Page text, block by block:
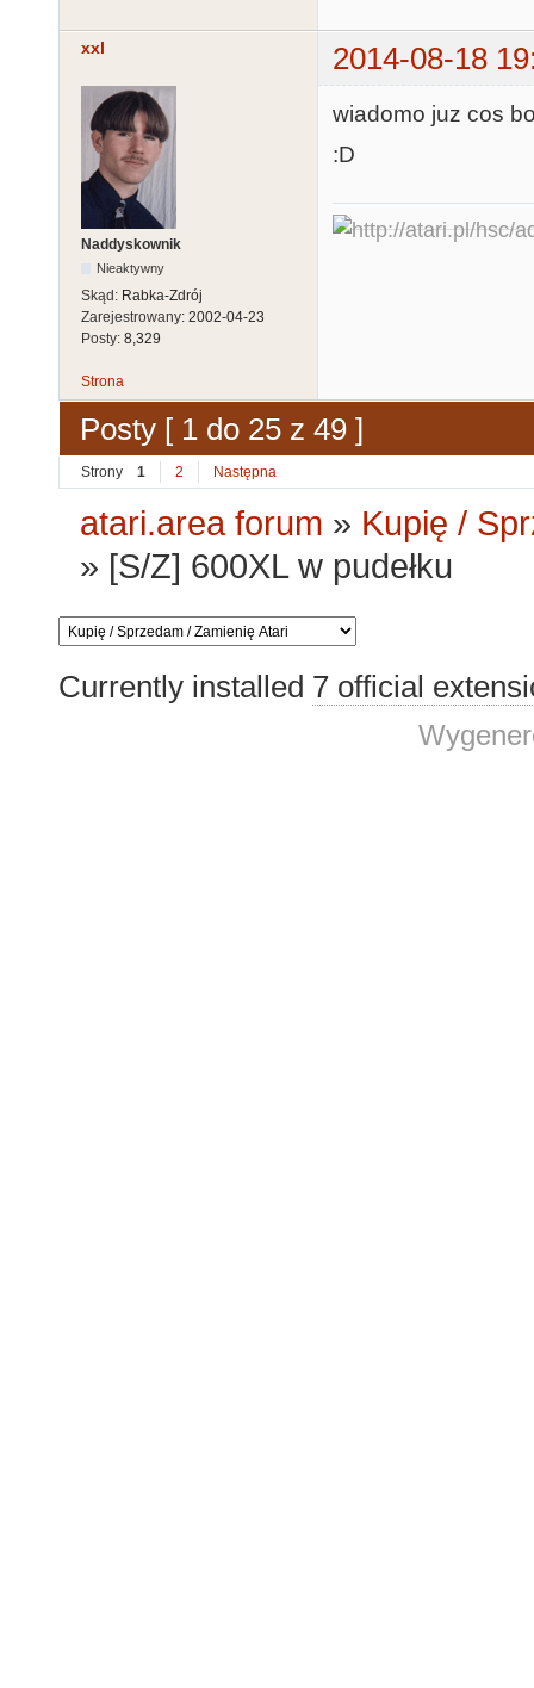
xxl 2014-08-18
Naddyskownik
Nieaktywny
Skąd: Rabka-Zdrój
Zarejestrowany: 2002-04-23
Posty: 8,329
wiadomo juz cos
:D
Strona
Posty [ 1 do 25 z 49 ]
Strony 1 2 Następna
atari.area forum » Kupię /
» [S/Z] 600XL w pudełku
Currently installed 7 official